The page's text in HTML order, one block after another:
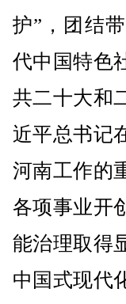
护”，团结
代中国特色
共二十大和
近平总书记
河南工作的
各项事业开
能治理取得
中国式现代